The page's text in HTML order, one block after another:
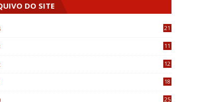
DO SITE
21
11
12
18
25